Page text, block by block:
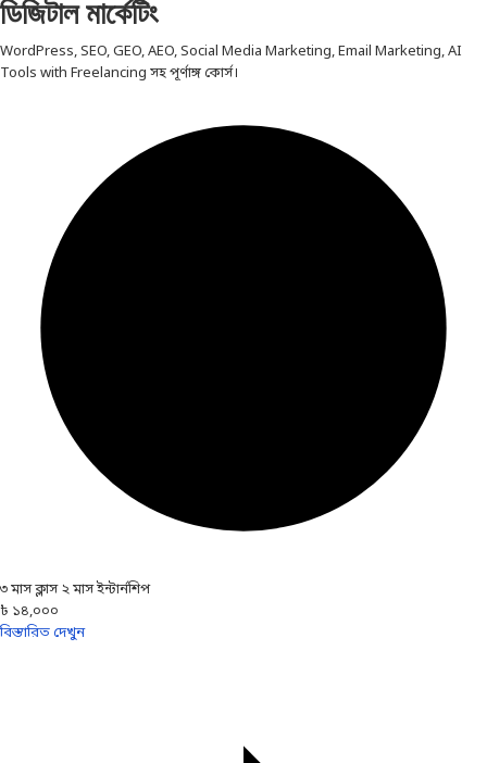
ডিজিটাল মার্কেটিং
WordPress, SEO, GEO, AEO, Social Media Marketing, Email Marketing, AI
Tools with Freelancing সহ পূর্ণাঙ্গ কোর্স।
৩ মাস ক্লাস ২ মাস ইন্টার্নশিপ
৳ ১৪,০০০
বিস্তারিত দেখুন